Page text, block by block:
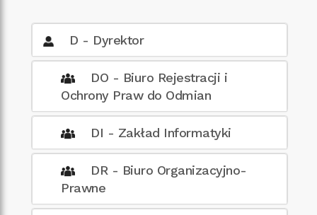
D - Dyrektor
DO - Biuro Rejestracji i
Ochrony Praw do Odmian
DI - Zakład Informatyki
DR - Biuro Organizacyjno-
Prawne